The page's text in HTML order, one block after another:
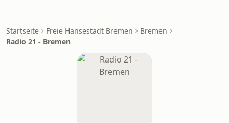
Startseite Freie Hansestadt Bremen
Bremen
Radio 21 - Bremen